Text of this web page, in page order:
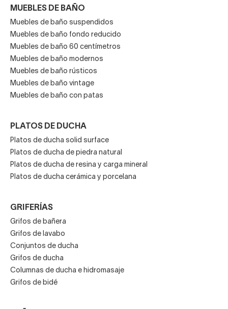
MUEBLES DE BAÑO
Muebles de baño suspendidos
Muebles de baño fondo reducido
Muebles de baño 60 centímetros
Muebles de baño modernos
Muebles de baño rústicos
Muebles de baño vintage
Muebles de baño con patas
PLATOS DE DUCHA
Platos de ducha solid surface
Platos de ducha de piedra natural
Platos de ducha de resina y carga mineral
Platos de ducha cerámica y porcelana
GRIFERÍAS
Grifos de bañera
Grifos de lavabo
Conjuntos de ducha
Grifos de ducha
Columnas de ducha e hidromasaje
Grifos de bidé